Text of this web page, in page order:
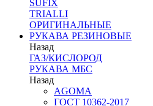
SUFIX
TRIALLI
ОРИГИНАЛЬНЫЕ
РУКАВА РЕЗИНОВЫЕ
Назад
ГАЗ/КИСЛОРОД
РУКАВА МБС
Назад
AGOMA
ГОСТ 10362-2017